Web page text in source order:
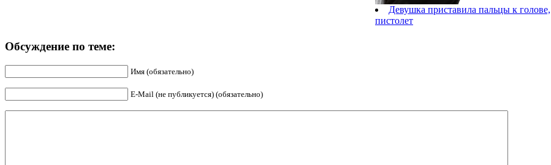
Девушка приставила пальцы к голове,
пистолет
Обсуждение по теме:
Имя (обязательно)
E-Mail (не публикуется) (обязательно)